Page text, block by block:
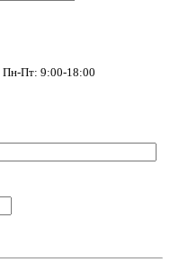
Пн-Пт: 9:00-18:00